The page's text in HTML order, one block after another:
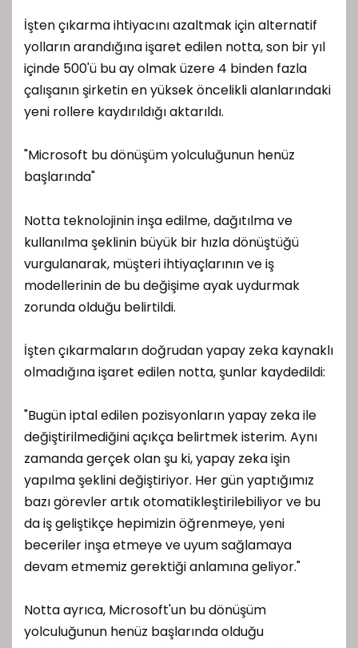
İşten çıkarma ihtiyacını azaltmak için alternatif
yolların arandığına işaret edilen notta, son bir yıl
içinde 500'ü bu ay olmak üzere 4 binden fazla
çalışanın şirketin en yüksek öncelikli alanlarındaki
yeni rollere kaydırıldığı aktarıldı.
"Microsoft bu dönüşüm yolculuğunun henüz
başlarında"
Notta teknolojinin inşa edilme, dağıtılma ve
kullanılma şeklinin büyük bir hızla dönüştüğü
vurgulanarak, müşteri ihtiyaçlarının ve iş
modellerinin de bu değişime ayak uydurmak
zorunda olduğu belirtildi.
İşten çıkarmaların doğrudan yapay zeka kaynaklı
olmadığına işaret edilen notta, şunlar kaydedildi:
"Bugün iptal edilen pozisyonların yapay zeka ile
değiştirilmediğini açıkça belirtmek isterim. Aynı
zamanda gerçek olan şu ki, yapay zeka işin
yapılma şeklini değiştiriyor. Her gün yaptığımız
bazı görevler artık otomatikleştirilebiliyor ve bu
da iş geliştikçe hepimizin öğrenmeye, yeni
beceriler inşa etmeye ve uyum sağlamaya
devam etmemiz gerektiği anlamına geliyor."
Notta ayrıca, Microsoft'un bu dönüşüm
yolculuğunun henüz başlarında olduğu